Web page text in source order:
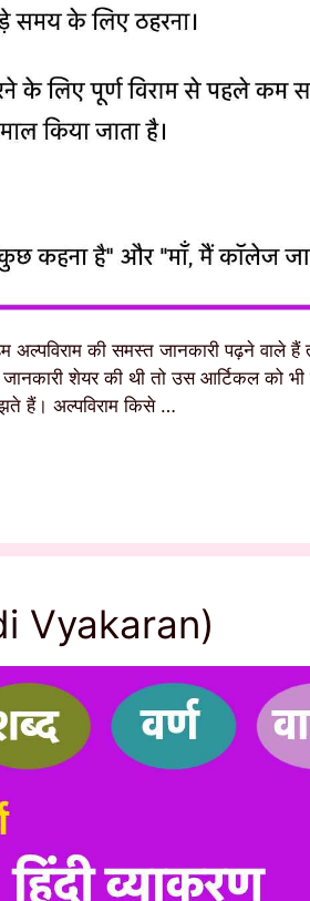
की समस्त जानकारी पढ़ने वाले हैं
जानकारी शेयर की थी तो उस आर्टिकल को
हैं। अल्पविराम किसे …
Vyakaran)